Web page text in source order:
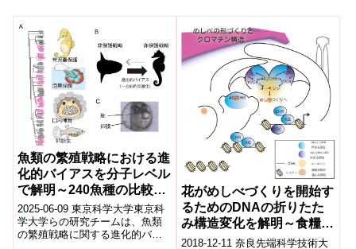
魚類の繁殖戦略における進
化的バイアスを分子レベル
で解明～240魚種の比較か
ら見えてきた「進化の袋小
路」～
2025-06-09 東京科学大学東京科
学大学らの研究チームは、魚類
の繁殖戦略に関する進化的バイ
花がめしべづくりを開始す
るためのDNAの折りたた
み構造変化を解明～食糧増
産や安定供給に期待～
2018-12-11 奈良先端科学技術大